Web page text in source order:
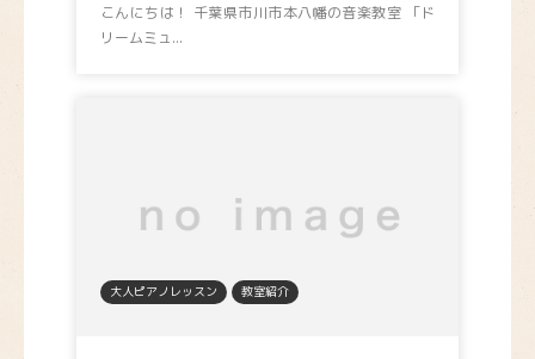
こんにちは！ 千葉県市川市本八幡の音楽教室 「ド
リームミュ...
大人ピアノレッスン 教室紹介